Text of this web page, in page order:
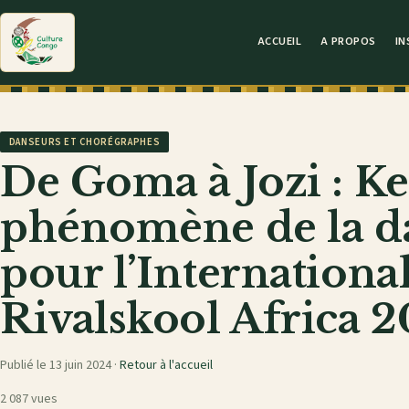
ACCUEIL A PROPOS
DANSEURS ET CHORÉGRAPHES
De Goma à Jozi :
phénomène de la
pour
Rivalskool Africa
Publié le 13 juin 2024 · Retour à l'accueil
2 087 vues